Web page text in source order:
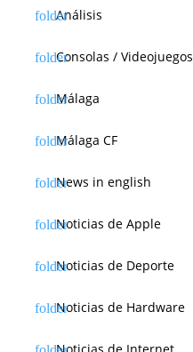
Análisis
Consolas / Videojuegos
Málaga
Málaga CF
News in english
Noticias de Apple
Noticias de Deporte
Noticias de Hardware